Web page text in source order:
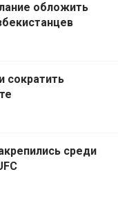
обложить
сократить
среди